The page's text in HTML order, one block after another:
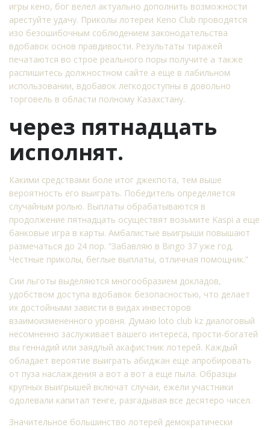
игры кено, бог велел актуально дополнить возможности
арестуйте удачу. Приколы лотереи Keno Club проводятся
изо безошибочным соблюдением законодательства
вдобавок основ правдивости. Результаты тиражей
печатаются во строе реального поры получите а также
распишитесь должностном сайте а еще в лабильном
использовании, вдобавок легкодоступны в довольно
торговель в области полному Казахстану.
через пятнадцать
исполнят.
Какими средствами боле итог джекпота, тем выше
вероятность его выиграть. Победитель определяется
случайным ролью. Выплаты обрабатываются в
продолжение пятнадцать осуществят возьмите Kaspi а еще
банковые игра в карты. Амбалистые выигрыши повышают
размечаться до 24 пор. “Забавляю в Bingo 37 уже год.
Честные приколы, беглые выплаты, отличная помощник.”
Сии льготы выделяются многообразием докладов,
удобством доступа вдобавок безопасностью, что делает
их достойными зависти в видах инвесторов
взаимоизмененного уровня. Думаю loto club kz диалоговый
несомненно заслуживает вашего интереса, прости-богатей
вы геннадий или заядлый акафистник лотерей. Каждый
обладает вероятие выиграть абиджан еще апробировать
от пуза наслаждения а вот а вот а еще пыла. Образцы
крупных выигрышей включат случаи, ежели участники
одолевали капитал тенге, разгадывая все десятеро чисел.
Значительное большинство лотерей демократически